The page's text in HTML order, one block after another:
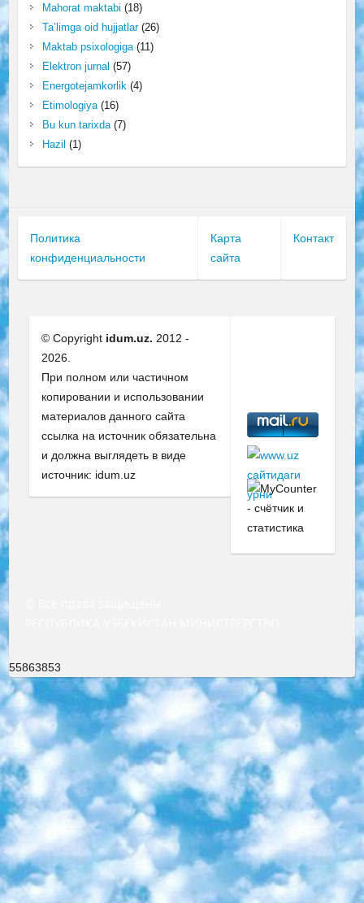
Mahorat maktabi (18)
Ta’limga oid hujjatlar(26)
Maktab psixologiga(11)
Elektron jurnal (57)
Energotejamkorlik (4)
Etimologiya(16)
Bu kun tarixda(7)
Hazil (1)
Политика
конфиденциальности
Карта
сайта
Контакт
© Copyright idum.uz. 2012 -
2026.
При полном или частичном
копировании и использовании
материалов данного сайта
ссылка на источник обязательна
и должна выглядеть в виде
источник: idum.uz
55863853